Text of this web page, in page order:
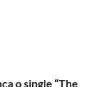
o single “The